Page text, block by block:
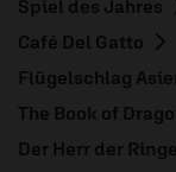
Spiel des Jahres
Café Del Gatto
Flügelschlag
The Book of
Der Herr der